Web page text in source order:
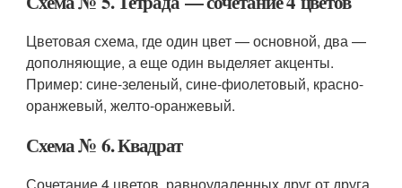
Цветовая схема, где один цвет — основной, два —
дополняющие, а еще один выделяет акценты.
Пример: сине-зеленый, сине-фиолетовый, красно-
оранжевый, желто-оранжевый.
Схема № 6. Квадрат